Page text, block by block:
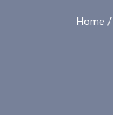
Home /